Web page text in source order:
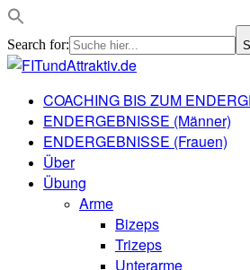
Search for:
COACHING BIS ZUM
ENDERGEBNISSE (Männer)
ENDERGEBNISSE (Frauen)
Über
Übung
Arme
Bizeps
Trizeps
Unterarme